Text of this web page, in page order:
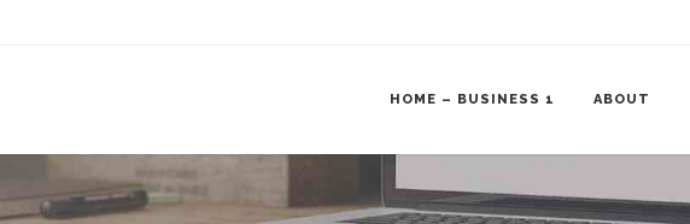
HOME – BUSINESS 1 ABOUT